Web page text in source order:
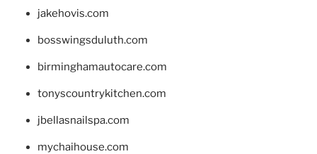
jakehovis.com
bosswingsduluth.com
birminghamautocare.com
tonyscountrykitchen.com
jbellasnailspa.com
mychaihouse.com